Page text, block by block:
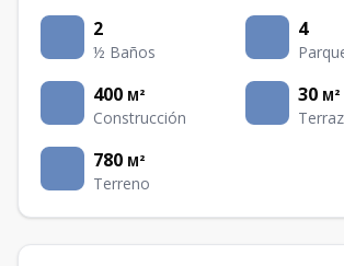
2
½ Baños
4
400 M²
Construcción
30 M²
780 M²
Terreno